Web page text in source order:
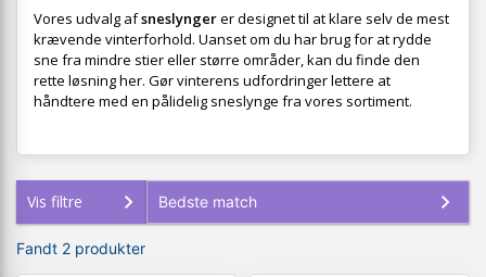
Vores udvalg afsneslyngerer designet til at klare selv de mest
krævende vinterforhold. Uanset om du har brug for at rydde
sne fra mindre stier eller større områder, kan du finde den
rette løsning her. Gør vinterens udfordringer lettere at
håndtere med en pålidelig sneslynge fra vores sortiment.
Vis filtre
Fandt 2 produkter